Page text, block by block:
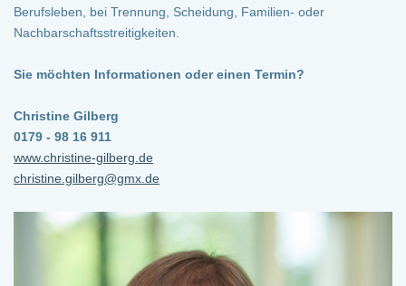
Berufsleben, bei Trennung, Scheidung, Familien- oder
Nachbarschaftsstreitigkeiten.
Sie möchten Informationen oder einen Termin?
Christine Gilberg
0179 - 98 16 911
www.christine-gilberg.de
christine.gilberg@gmx.de